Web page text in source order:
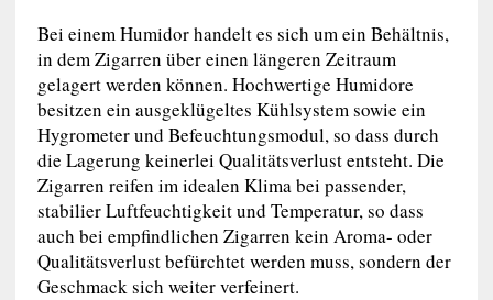
Bei einem Humidor handelt es sich um ein Behältnis,
in dem Zigarren über einen längeren Zeitraum
gelagert werden können. Hochwertige Humidore
besitzen ein ausgeklügeltes Kühlsystem sowie ein
Hygrometer und Befeuchtungsmodul, so dass durch
die Lagerung keinerlei Qualitätsverlust entsteht. Die
Zigarren reifen im idealen Klima bei passender,
stabilier Luftfeuchtigkeit und Temperatur, so dass
auch bei empfindlichen Zigarren kein Aroma- oder
Qualitätsverlust befürchtet werden muss, sondern der
Geschmack sich weiter verfeinert.